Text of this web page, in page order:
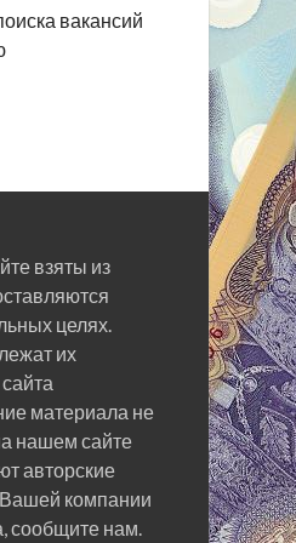
вакансий
взяты из
целях.
их
материала не
нашем сайте
авторские
компании
сообщите нам.